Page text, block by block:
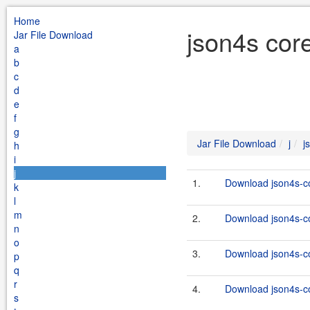
Home
Jar File Download
a
b
c
d
e
f
g
h
i
j
k
l
m
n
o
p
q
r
s
json4s
Jar File Download j
1. Download json4s-
2. Download json4s-
3. Download json4s-
4. Download json4s-